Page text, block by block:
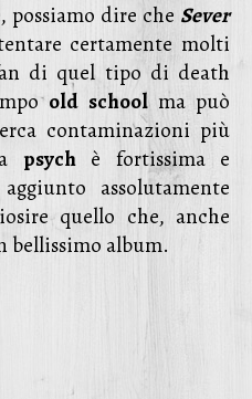
possiamo dire che Sever
certamente molti
di quel tipo di death
old schoolma può
contaminazioni più
psychè fortissima e
assolutamente
quello che, anche
bellissimo album.